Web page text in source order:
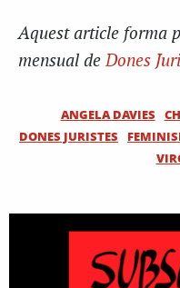
Aquest article forma
mensual deDones
ANGELA DAVIES
DONES JURISTES